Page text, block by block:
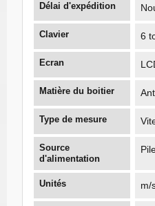
Délai d'expédition
Clavier 6
Ecran
Matière du boitier
Type de mesure
Source
d'alimentation
Unités m/